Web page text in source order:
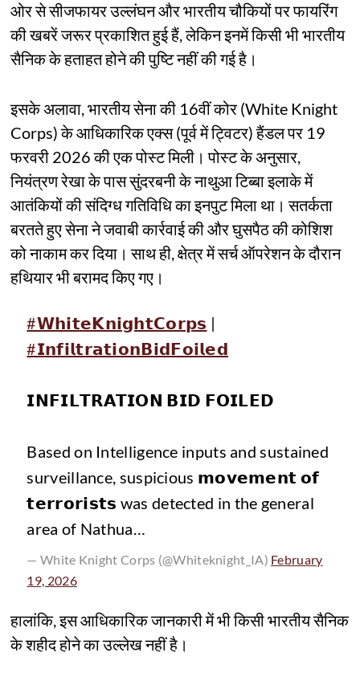
ओर से सीजफायर उल्लंघन और भारतीय चौकियों पर फायरिंग
की खबरें जरूर प्रकाशित हुई हैं, लेकिन इनमें किसी भी भारतीय
सैनिक के हताहत होने की पुष्टि नहीं की गई है।
इसके अलावा, भारतीय सेना की 16वीं कोर (White Knight
Corps) के आधिकारिक एक्स (पूर्व में ट्विटर) हैंडल पर 19
फरवरी 2026 की एक पोस्ट मिली। पोस्ट के अनुसार,
नियंत्रण रेखा के पास सुंदरबनी के नाथुआ टिब्बा इलाके में
आतंकियों की संदिग्ध गतिविधि का इनपुट मिला था। सतर्कता
बरतते हुए सेना ने जवाबी कार्रवाई की और घुसपैठ की कोशिश
को नाकाम कर दिया। साथ ही, क्षेत्र में सर्च ऑपरेशन के दौरान
हथियार भी बरामद किए गए।
#𝗪𝗵𝗶𝘁𝗲𝗞𝗻𝗶𝗴𝗵𝘁𝗖𝗼𝗿𝗽𝘀 |
#𝗜𝗻𝗳𝗶𝗹𝘁𝗿𝗮𝘁𝗶𝗼𝗻𝗕𝗶𝗱𝗙𝗼𝗶𝗹𝗲𝗱
𝗜𝗡𝗙𝗜𝗟𝗧𝗥𝗔𝗧𝗜𝗢𝗡 𝗕𝗜𝗗 𝗙𝗢𝗜𝗟𝗘𝗗
Based on Intelligence inputs and sustained
surveillance, suspicious 𝗺𝗼𝘃𝗲𝗺𝗲𝗻𝘁 𝗼𝗳
𝘁𝗲𝗿𝗿𝗼𝗿𝗶𝘀𝘁𝘀 was detected in the general
area of Nathua…
— White Knight Corps (@Whiteknight_IA) February
19, 2026
हालांकि, इस आधिकारिक जानकारी में भी किसी भारतीय सैनिक
के शहीद होने का उल्लेख नहीं है।